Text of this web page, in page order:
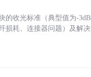
收光标准（典型值为-
损耗、连接器问题）及解